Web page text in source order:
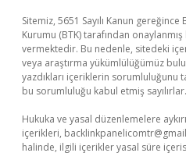
Sitemiz, 5651 Sayılı Kanun
Kurumu (BTK) tarafından
vermektedir. Bu nedenle, sitedeki
veya araştırma yükümlülüğümüz
yazdıkları içeriklerin sorumluluğunu
bu sorumluluğu kabul etmiş sayılırlar.
Hukuka ve yasal düzenlemelere
içerikleri,
halinde, ilgili içerikler yasal süre